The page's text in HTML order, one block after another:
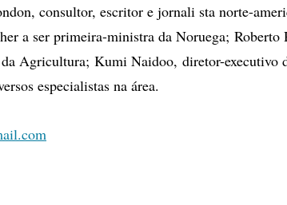
consultor, escritor e jornali sta norte-
a ser primeira-ministra da Noruega; Roberto
Agricultura; Kumi Naidoo, diretor-executivo
especialistas na área.